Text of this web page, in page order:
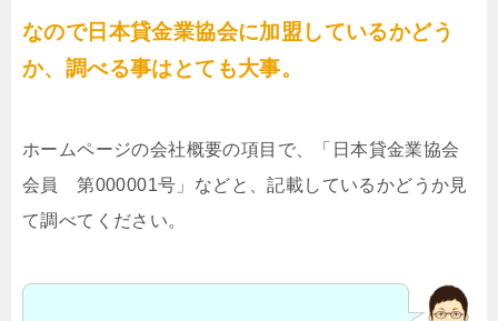
なので日本貸金業協会に加盟しているかどう
か、調べる事はとても大事。
ホームページの会社概要の項目で、「日本貸金業協会
会員 第000001号」などと、記載しているかどうか見
て調べてください。